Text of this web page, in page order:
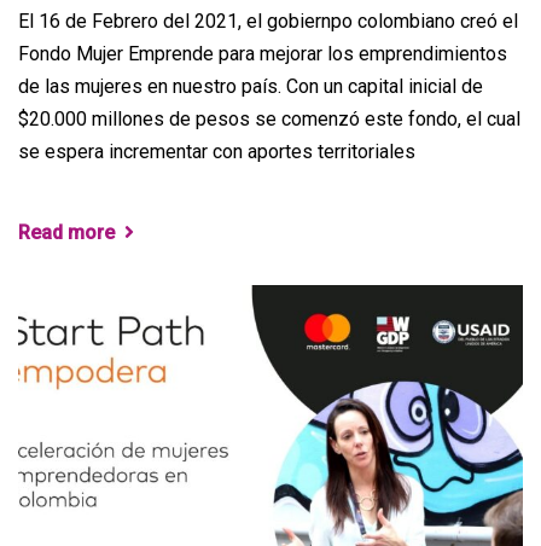
El 16 de Febrero del 2021, el gobiernpo colombiano creó el
Fondo Mujer Emprende para mejorar los emprendimientos
de las mujeres en nuestro país. Con un capital inicial de
$20.000 millones de pesos se comenzó este fondo, el cual
se espera incrementar con aportes territoriales
Read more